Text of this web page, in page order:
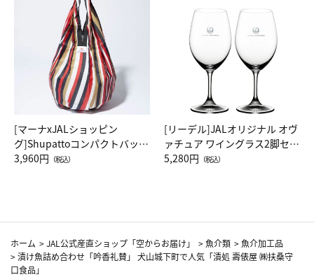
[マーナxJALショッピン
グ]Shupattoコンパクトバッグ
Drop JAL客室乗務員（LC）ス
3,960円 （税込）
[リーデル]JALオリジナル オヴ
ァチュア ワイングラス2脚セッ
ト（レッドワイン）
5,280円 （税込）
ホーム >JAL公式産直ショップ「空からお届け」 >魚介類 >魚介加工品
>漬け魚詰め合わせ「吟香礼賛」 犬山城下町で人気「漬処 壽俵屋 ㈱扶桑守
口食品」